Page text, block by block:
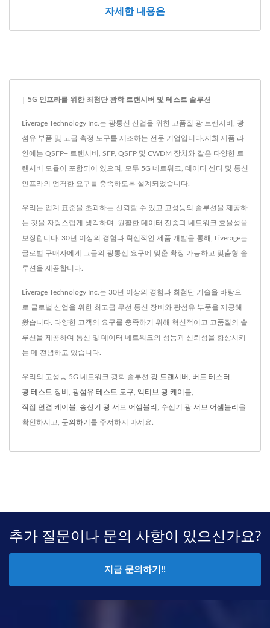
자세한 내용은
| 5G 인프라를 위한 최첨단 광학 트랜시버 및 테스트 솔루션
Liverage Technology Inc.는 광통신 산업을 위한 고품질 광 트랜시버, 광
섬유 부품 및 고급 측정 도구를 제조하는 전문 기업입니다.저희 제품 라
인에는 QSFP+ 트랜시버, SFP, QSFP 및 CWDM 장치와 같은 다양한 트
랜시버 모듈이 포함되어 있으며, 모두 5G 네트워크, 데이터 센터 및 통신
인프라의 엄격한 요구를 충족하도록 설계되었습니다.
우리는 업계 표준을 초과하는 신뢰할 수 있고 고성능의 솔루션을 제공하
는 것을 자랑스럽게 생각하며, 원활한 데이터 전송과 네트워크 효율성을
보장합니다. 30년 이상의 경험과 혁신적인 제품 개발을 통해, Liverage는
글로벌 구매자에게 그들의 광통신 요구에 맞춘 확장 가능하고 맞춤형 솔
루션을 제공합니다.
Liverage Technology Inc.는 30년 이상의 경험과 최첨단 기술을 바탕으
로 글로벌 산업을 위한 최고급 무선 통신 장비와 광섬유 부품을 제공해
왔습니다. 다양한 고객의 요구를 충족하기 위해 혁신적이고 고품질의 솔
루션을 제공하여 통신 및 데이터 네트워크의 성능과 신뢰성을 향상시키
는 데 전념하고 있습니다.
우리의 고성능 5G 네트워크 광학 솔루션 광 트랜시버 , 버트 테스터 ,
광 테스트 장비 , 광섬유 테스트 도구, 액티브 광 케이블,
직접 연결 케이블, 송신기 광 서브 어셈블리 , 수신기 광 서브 어셈블리 을
확인하시고, 문의하기 를 주저하지 마세요.
추가 질문이나 문의 사항이 있으신가요?
지금 문의하기!!